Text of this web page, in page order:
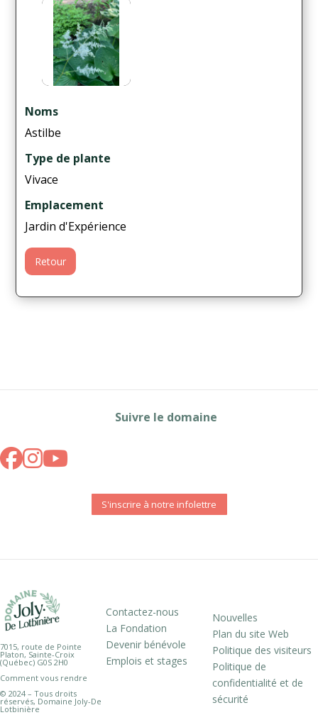
Noms
Astilbe
Type de plante
Vivace
Emplacement
Jardin d'Expérience
Retour
Suivre le domaine
S'inscrire à notre infolettre
7015, route de Pointe
Platon, Sainte-Croix
(Québec) G0S 2H0
Comment vous rendre
© 2024 – Tous droits
réservés, Domaine Joly-De
Lotbinière
Contactez-nous
La Fondation
Devenir bénévole
Emplois et stages
Nouvelles
Plan du site Web
Politique des visiteurs
Politique de
confidentialité et de
sécurité